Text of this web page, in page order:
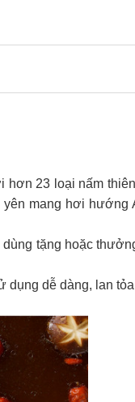
hơn 23 loại nấm
yên mang hơi hướng
tặng hoặc
dụng dễ dàng, lan